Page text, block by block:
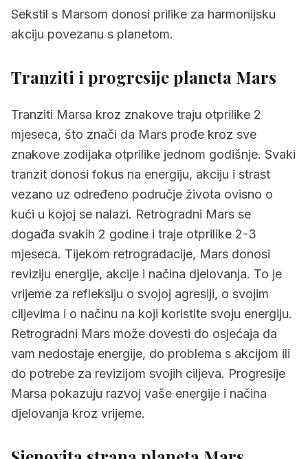
Sekstil s Marsom donosi prilike za harmonijsku
akciju povezanu s planetom.
Tranziti i progresije planeta Mars
Tranziti Marsa kroz znakove traju otprilike 2
mjeseca, što znači da Mars prođe kroz sve
znakove zodijaka otprilike jednom godišnje. Svaki
tranzit donosi fokus na energiju, akciju i strast
vezano uz određeno područje života ovisno o
kući u kojoj se nalazi. Retrogradni Mars se
događa svakih 2 godine i traje otprilike 2-3
mjeseca. Tijekom retrogradacije, Mars donosi
reviziju energije, akcije i načina djelovanja. To je
vrijeme za refleksiju o svojoj agresiji, o svojim
ciljevima i o načinu na koji koristite svoju energiju.
Retrogradni Mars može dovesti do osjećaja da
vam nedostaje energije, do problema s akcijom ili
do potrebe za revizijom svojih ciljeva. Progresije
Marsa pokazuju razvoj vaše energije i načina
djelovanja kroz vrijeme.